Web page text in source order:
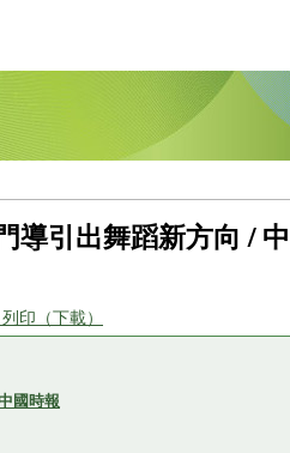
導引出舞蹈新方向 /
印（下載）
國時報